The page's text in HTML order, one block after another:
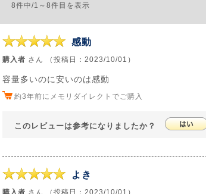
8件中/1～8件目を表示
感動
購入者 さん （投稿日：2023/10/01）
容量多いのに安いのは感動
約3年前にメモリダイレクトでご購入
このレビューは参考になりましたか？
よき
購入者 さん （投稿日：2023/10/01）